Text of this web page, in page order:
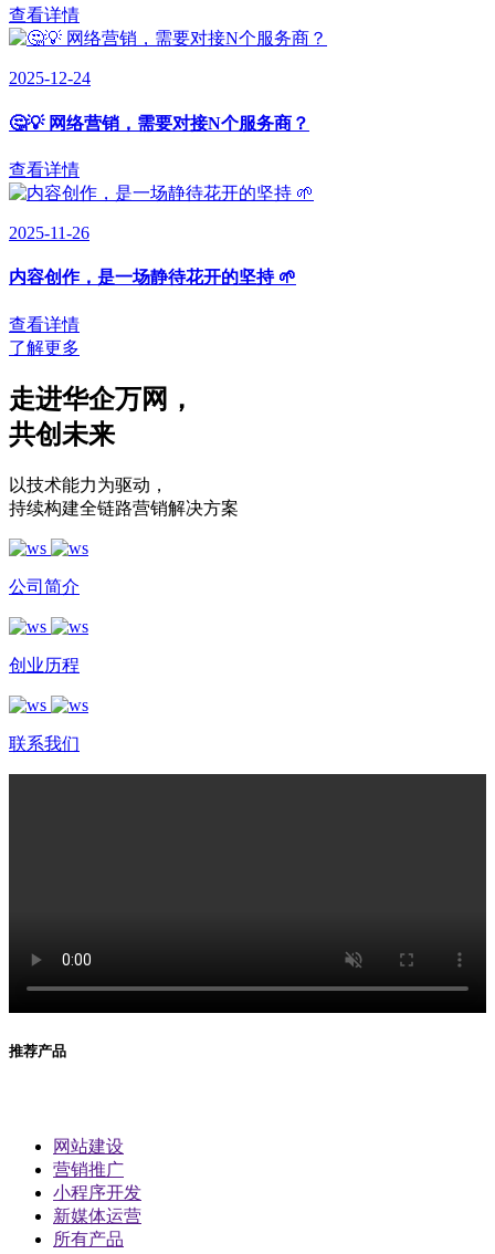
查看详情
2025-12-24
🤔💡 网络营销，需要对接N个服务商？
查看详情
2025-11-26
内容创作，是一场静待花开的坚持 🌱
查看详情
了解更多
走进华企万网 ，
共创未来
以技术能力为驱动 ，
持续构建全链路营销解决方案
公司简介
创业历程
联系我们
推荐产品
网站建设
营销推广
小程序开发
新媒体运营
所有产品